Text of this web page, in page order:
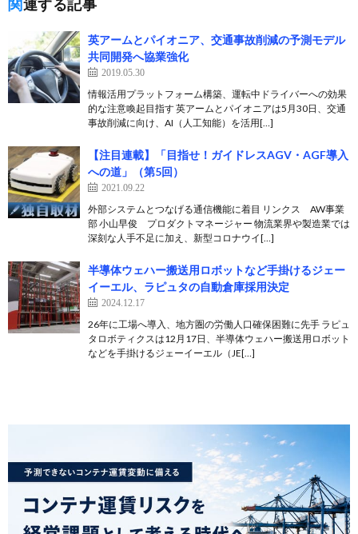
関連する記事
英アームとパイオニア、交通事故削減の予測モデル
共同開発へ協業強化
2019.05.30
情報活用プラットフォーム構築、運転中ドライバーへの効果
的な注意喚起目指す 英アームとパイオニアは5月30日、交通
事故削減に向け、AI（人工知能）を活用[…]
【注目連載】「目指せ！ガイドレスAGV・AGF導入
への道」（第5回）
2021.09.22
外部システムとつなげる通信機能に着目 リンクス AW事業
部 小山早俊 プロダクトマネージャー 物流業界や製造業では
深刻な人手不足に加え、新型コロナウイ[…]
半導体ウェハー搬送用ロボットなど手掛けるジェー
イーエル、ラピュタの自動倉庫採用決定
2024.12.17
26年に工場へ導入、地方圏の労働人口確保困難に先手 ラピュ
タロボティクスは12月17日、半導体ウェハー搬送用ロボット
などを手掛けるジェーイーエル（JE[…]